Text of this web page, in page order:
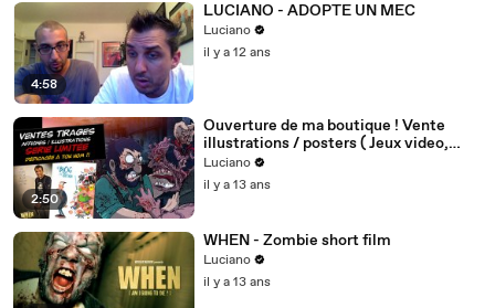
4:58
LUCIANO - ADOPTE UN MEC
Luciano
il y a 12 ans
2:50
Ouverture de ma boutique ! Vente
illustrations / posters ( Jeux video,
Luciano et Nicolin )
Luciano
il y a 13 ans
WHEN - Zombie short film
Luciano
il y a 13 ans